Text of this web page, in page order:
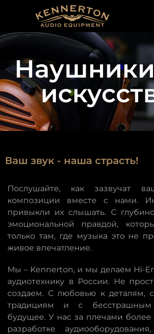
Ваш звук - наша страсть!
Послушайте, как зазвучат
композиции вместе с нами.
привыкли их слышать. С
эмоциональной правдой,
только там, где музыка это не
живое впечатление.
Мы – Kennerton, и мы делаем Hi-
аудиотехнику в России. Не
создаем. С любовью к деталям,
традициям и с
будущее. У нас за плечами более
разработке